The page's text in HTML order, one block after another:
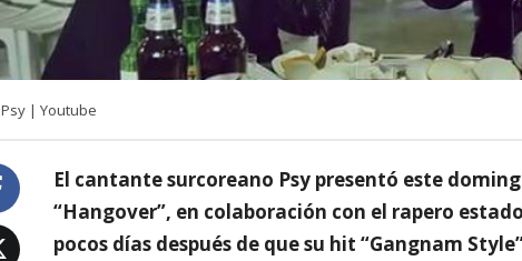
Psy | Youtube
El cantante surcoreano Psy presentó este
“Hangover”, en colaboración con el rapero
pocos días después de que su hit “Gangnam